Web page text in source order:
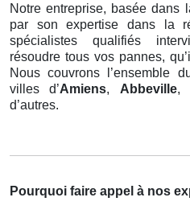
Notre entreprise, basée dans
par son expertise dans la
spécialistes qualifiés
résoudre tous vos pannes,
Nous couvrons l’ensemble
villes d’Amiens, Abbeville,
d’autres.
Pourquoi faire appel à nos